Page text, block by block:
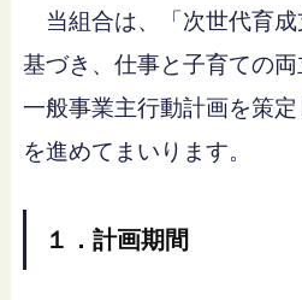
当組合は、「次世代育成
基づき、仕事と子育ての
一般事業主行動計画を策
を進めてまいります。
１．計画期間